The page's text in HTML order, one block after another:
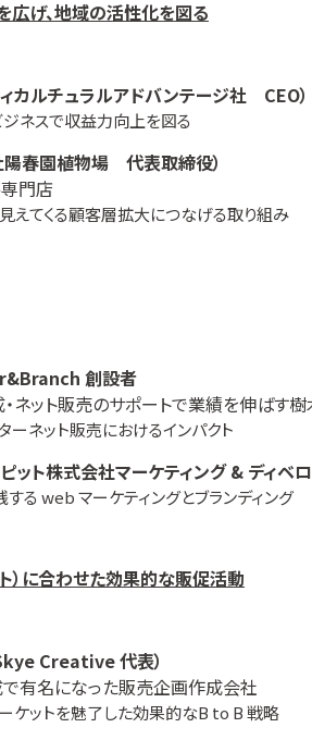
げ、地域の活性化を図る
カルチュラルアドバンテージ社 CEO）
ネスで収益力向上を図る
春園植物場 代表取締役）
門店
えてくる顧客層拡大につなげる取り組み
創設者
ット販売のサポートで業績を伸ばす
ネット販売におけるインパクト
ト株式会社マーケティング & ディベロ
る web マーケティングとブランディング
）に合わせた効果的な販促活動
Creative 代表）
有名になった販売企画作成会社
ケットを魅了した効果的なB to B 戦略